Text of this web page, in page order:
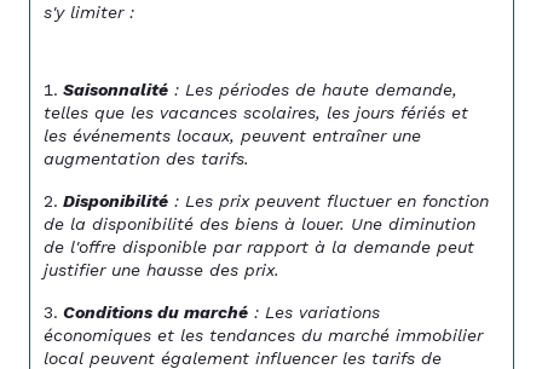
s'y limiter :
Saisonnalité : Les périodes de haute demande,
telles que les vacances scolaires, les jours fériés et
les événements locaux, peuvent entraîner une
augmentation des tarifs.
Disponibilité : Les prix peuvent fluctuer en fonction
de la disponibilité des biens à louer. Une diminution
de l'offre disponible par rapport à la demande peut
justifier une hausse des prix.
Conditions du marché : Les variations
économiques et les tendances du marché immobilier
local peuvent également influencer les tarifs de